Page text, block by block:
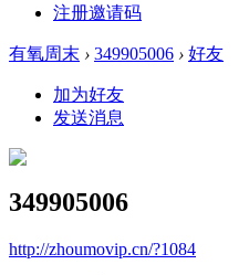
注册邀请码
有氧周末 › 349905006 › 好友
加为好友
发送消息
349905006
http://zhoumovip.cn/?1084